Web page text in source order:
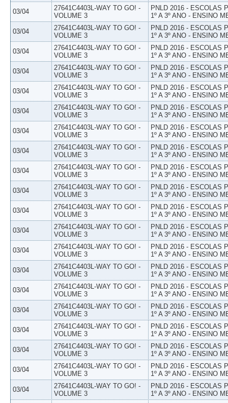
03/04
27641C4403L-WAY TO GO! -
VOLUME 3
PNLD 2016 - ESCOLAS
1º A 3º ANO - ENSINO
03/04
27641C4403L-WAY TO GO! -
VOLUME 3
PNLD 2016 - ESCOLAS
1º A 3º ANO - ENSINO
03/04
27641C4403L-WAY TO GO! -
VOLUME 3
PNLD 2016 - ESCOLAS
1º A 3º ANO - ENSINO
03/04
27641C4403L-WAY TO GO! -
VOLUME 3
PNLD 2016 - ESCOLAS
1º A 3º ANO - ENSINO
03/04
27641C4403L-WAY TO GO! -
VOLUME 3
PNLD 2016 - ESCOLAS
1º A 3º ANO - ENSINO
03/04
27641C4403L-WAY TO GO! -
VOLUME 3
PNLD 2016 - ESCOLAS
1º A 3º ANO - ENSINO
03/04
27641C4403L-WAY TO GO! -
VOLUME 3
PNLD 2016 - ESCOLAS
1º A 3º ANO - ENSINO
03/04
27641C4403L-WAY TO GO! -
VOLUME 3
PNLD 2016 - ESCOLAS
1º A 3º ANO - ENSINO
03/04
27641C4403L-WAY TO GO! -
VOLUME 3
PNLD 2016 - ESCOLAS
1º A 3º ANO - ENSINO
03/04
27641C4403L-WAY TO GO! -
VOLUME 3
PNLD 2016 - ESCOLAS
1º A 3º ANO - ENSINO
03/04
27641C4403L-WAY TO GO! -
VOLUME 3
PNLD 2016 - ESCOLAS
1º A 3º ANO - ENSINO
03/04
27641C4403L-WAY TO GO! -
VOLUME 3
PNLD 2016 - ESCOLAS
1º A 3º ANO - ENSINO
03/04
27641C4403L-WAY TO GO! -
VOLUME 3
PNLD 2016 - ESCOLAS
1º A 3º ANO - ENSINO
03/04
27641C4403L-WAY TO GO! -
VOLUME 3
PNLD 2016 - ESCOLAS
1º A 3º ANO - ENSINO
03/04
27641C4403L-WAY TO GO! -
VOLUME 3
PNLD 2016 - ESCOLAS
1º A 3º ANO - ENSINO
03/04
27641C4403L-WAY TO GO! -
VOLUME 3
PNLD 2016 - ESCOLAS
1º A 3º ANO - ENSINO
03/04
27641C4403L-WAY TO GO! -
VOLUME 3
PNLD 2016 - ESCOLAS
1º A 3º ANO - ENSINO
03/04
27641C4403L-WAY TO GO! -
VOLUME 3
PNLD 2016 - ESCOLAS
1º A 3º ANO - ENSINO
03/04
27641C4403L-WAY TO GO! -
VOLUME 3
PNLD 2016 - ESCOLAS
1º A 3º ANO - ENSINO
03/04
27641C4403L-WAY TO GO! -
VOLUME 3
PNLD 2016 - ESCOLAS
1º A 3º ANO - ENSINO